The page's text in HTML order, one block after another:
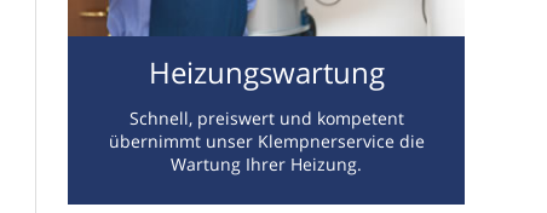
Heizungswartung
Schnell, preiswert und kompetent
übernimmt unser Klempnerservice die
Wartung Ihrer Heizung.